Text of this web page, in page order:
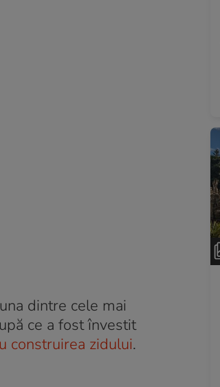
dintre cele mai
ce a fost învestit
construirea zidului.